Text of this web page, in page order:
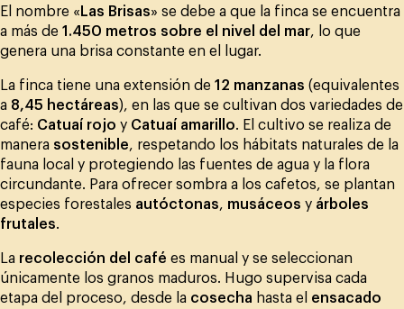
El nombre « Las Brisas» se debe a que la finca se encuentra
a más de 1.450 metros sobre el nivel del mar, lo que
genera una brisa constante en el lugar.
La finca tiene una extensión de 12 manzanas (equivalentes
a 8,45 hectáreas), en las que se cultivan dos variedades de
café: Catuaí rojo y Catuaí amarillo. El cultivo se realiza de
manera sostenible, respetando los hábitats naturales de la
fauna local y protegiendo las fuentes de agua y la flora
circundante. Para ofrecer sombra a los cafetos, se plantan
especies forestales autóctonas, musáceos y árboles
frutales.
La recolección del café es manual y se seleccionan
únicamente los granos maduros. Hugo supervisa cada
etapa del proceso, desde la cosecha hasta el ensacado